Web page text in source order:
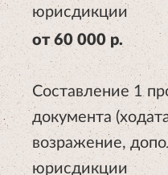
юрисдикции
от 60 000 р.
Составление 1
документа
возражение,
юрисдикции